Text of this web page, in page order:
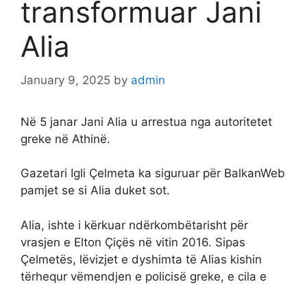
transformuar Jani
Alia
January 9, 2025 by admin
Në 5 janar Jani Alia u arrestua nga autoritetet
greke në Athinë.
Gazetari Igli Çelmeta ka siguruar për BalkanWeb
pamjet se si Alia duket sot.
Alia, ishte i kërkuar ndërkombëtarisht për
vrasjen e Elton Çiçës në vitin 2016. Sipas
Çelmetës, lëvizjet e dyshimta të Alias kishin
tërhequr vëmendjen e policisë greke, e cila e